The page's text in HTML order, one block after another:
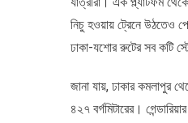
নিচু হওয়ায় ট্রেনে উঠতেও
ঢাকা-যশোর রুটের সব কটি
জানা যায়, ঢাকার কমলাপুর
৪২৭ বর্গমিটারের।